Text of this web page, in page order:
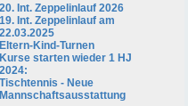
20. Int. Zeppelinlauf 2026
19. Int. Zeppelinlauf am
22.03.2025
Eltern-Kind-Turnen
Kurse starten wieder 1 HJ
2024:
Tischtennis - Neue
Mannschaftsausstattung